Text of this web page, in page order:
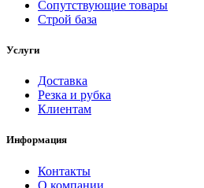
Сопутствующие товары
Строй база
Услуги
Доставка
Резка и рубка
Клиентам
Информация
Контакты
О компании